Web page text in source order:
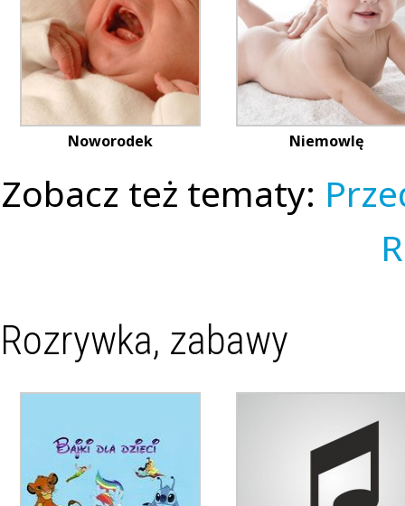
Noworodek Niemowlę
Zobacz też tematy:
Rozrywka, zabawy